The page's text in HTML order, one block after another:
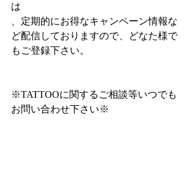
は
、定期的にお得なキャンペーン情報な
ど配信しておりますので、どなた様で
もご登録下さい。
※TATTOOに関するご相談等いつでも
お問い合わせ下さい※